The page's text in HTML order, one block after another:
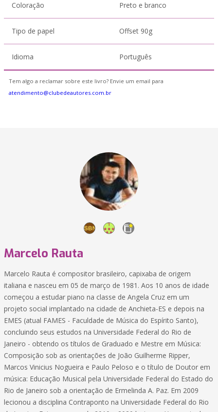
Coloração Preto e branco
Tipo de papel Offset 90g
Idioma Português
Tem algo a reclamar sobre este livro? Envie um email para
atendimento@clubedeautores.com.br
Marcelo Rauta
Marcelo Rauta é compositor brasileiro, capixaba de origem
italiana e nasceu em 05 de março de 1981. Aos 10 anos de idade
começou a estudar piano na classe de Angela Cruz em um
projeto social implantado na cidade de Anchieta-ES e depois na
EMES (atual FAMES - Faculdade de Música do Espírito Santo),
concluindo seus estudos na Universidade Federal do Rio de
Janeiro - obtendo os títulos de Graduado e Mestre em Música:
Composição sob as orientações de João Guilherme Ripper,
Marcos Vinicius Nogueira e Paulo Peloso e o título de Doutor em
música: Educação Musical pela Universidade Federal do Estado do
Rio de Janeiro sob a orientação de Ermelinda A. Paz. Em 2009
lecionou a disciplina Contraponto na Universidade Federal do Rio